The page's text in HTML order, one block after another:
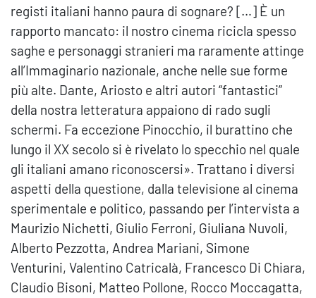
registi italiani hanno paura di sognare? […] È un
rapporto mancato: il nostro cinema ricicla spesso
saghe e personaggi stranieri ma raramente attinge
all’Immaginario nazionale, anche nelle sue forme
più alte. Dante, Ariosto e altri autori “fantastici”
della nostra letteratura appaiono di rado sugli
schermi. Fa eccezione Pinocchio, il burattino che
lungo il XX secolo si è rivelato lo specchio nel quale
gli italiani amano riconoscersi». Trattano i diversi
aspetti della questione, dalla televisione al cinema
sperimentale e politico, passando per l’intervista a
Maurizio Nichetti, Giulio Ferroni, Giuliana Nuvoli,
Alberto Pezzotta, Andrea Mariani, Simone
Venturini, Valentino Catricalà, Francesco Di Chiara,
Claudio Bisoni, Matteo Pollone, Rocco Moccagatta,